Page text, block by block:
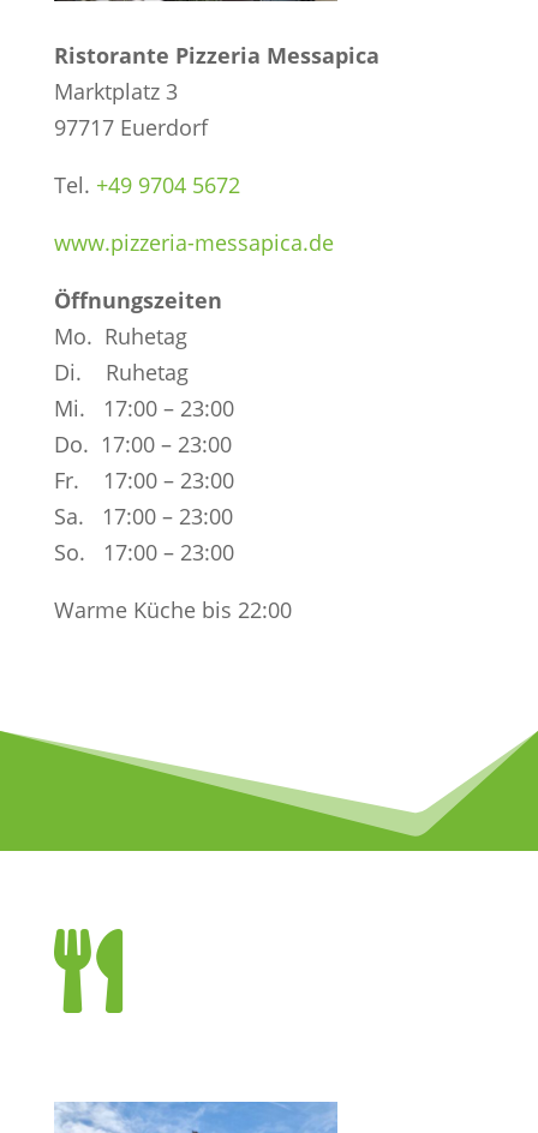
Ristorante Pizzeria Messapica
Marktplatz 3
97717 Euerdorf
Tel. +49 9704 5672
www.pizzeria-messapica.de
Öffnungszeiten
Mo. Ruhetag
Di. Ruhetag
Mi. 17:00 – 23:00
Do. 17:00 – 23:00
Fr. 17:00 – 23:00
Sa. 17:00 – 23:00
So. 17:00 – 23:00
Warme Küche bis 22:00
